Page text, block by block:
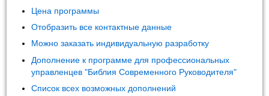
Цена программы
Отобразить все контактные данные
Можно заказать индивидуальную разработку
Дополнение к программе для профессиональных
управленцев "Библия Современного Руководителя"
Список всех возможных дополнений